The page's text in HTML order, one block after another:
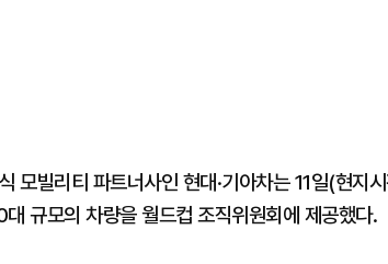
모빌리티 파트너사인 현대·기아차는 11일(현지
규모의 차량을 월드컵 조직위원회에 제공했다.